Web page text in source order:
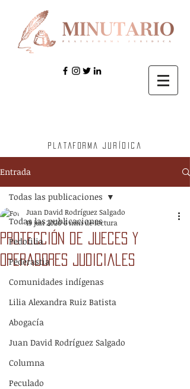
Plataforma jurídica
Entrada
Todas las publicaciones
Pedofilia
Pederastia
Comunidades indígenas
Lilia Alexandra Ruiz Batista
Abogacía
Juan David Rodríguez Salgado
Columna
Peculado
Todas las publicaciones
Protección de jueces y
operadores judiciales
Juan David Rodríguez Salgado
19 jun 20206 min de lectura